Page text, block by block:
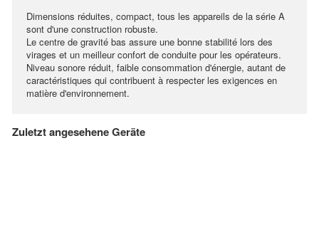
Dimensions réduites, compact, tous les appareils de la série A
sont d'une construction robuste.
Le centre de gravité bas assure une bonne stabilité lors des
virages et un meilleur confort de conduite pour les opérateurs.
Niveau sonore réduit, faible consommation d'énergie, autant de
caractéristiques qui contribuent à respecter les exigences en
matière d'environnement.
Zuletzt angesehene Geräte